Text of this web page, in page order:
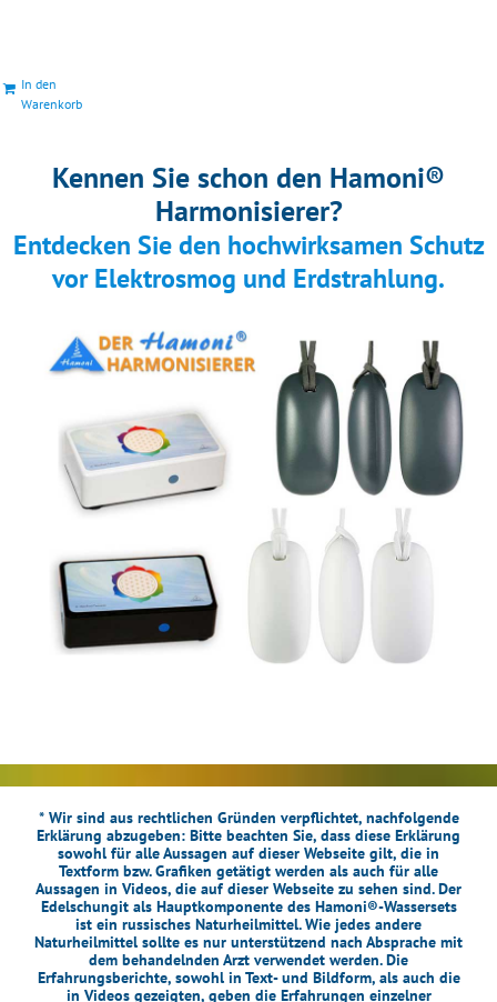
In den
Warenkorb
Kennen Sie schon den Hamoni®
Harmonisierer?
Entdecken Sie den hochwirksamen Schutz
vor Elektrosmog und Erdstrahlung.
* Wir sind aus rechtlichen Gründen verpflichtet, nachfolgende
Erklärung abzugeben: Bitte beachten Sie, dass diese Erklärung
sowohl für alle Aussagen auf dieser Webseite gilt, die in
Textform bzw. Grafiken getätigt werden als auch für alle
Aussagen in Videos, die auf dieser Webseite zu sehen sind. Der
Edelschungit als Hauptkomponente des Hamoni®-Wassersets
ist ein russisches Naturheilmittel. Wie jedes andere
Naturheilmittel sollte es nur unterstützend nach Absprache mit
dem behandelnden Arzt verwendet werden. Die
Erfahrungsberichte, sowohl in Text- und Bildform, als auch die
in Videos gezeigten, geben die Erfahrungen einzelner